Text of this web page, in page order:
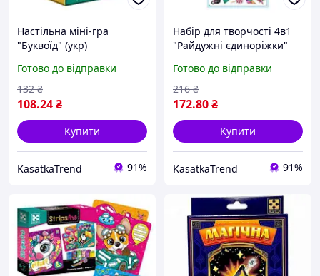
Настільна міні-гра
"Буквоїд" (укр)
Готово до відправки
108.24₴
132 ₴
Купити
KasatkaTrend 91%
Набір для творчості 4в1
"Райдужні єдиноріжки"
Готово до відправки
172.80₴
216 ₴
Купити
KasatkaTrend 91%